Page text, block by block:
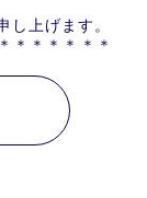
し上げます。
＊＊＊＊＊＊